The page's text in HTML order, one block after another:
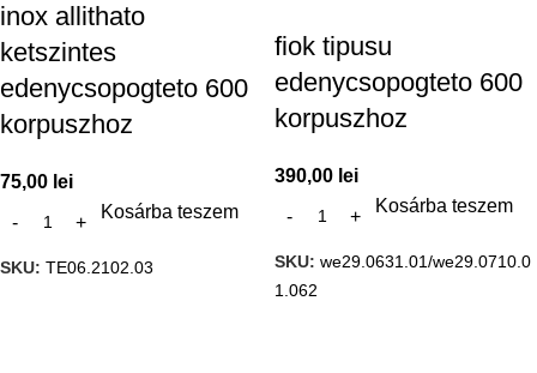
inox allithato
ketszintes
edenycsopogteto 600
korpuszhoz
75,00 lei
Kosárba teszem
SKU: TE06.2102.03
fiok tipusu
edenycsopogteto 600
korpuszhoz
390,00 lei
Kosárba teszem
SKU: we29.0631.01/we29.0710.0
1.062